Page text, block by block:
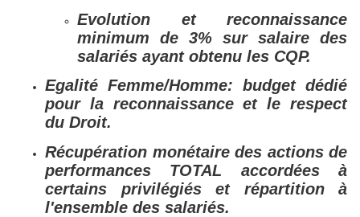
Evolution et reconnaissance
minimum de 3% sur salaire des
salariés ayant obtenu les CQP.
Egalité Femme/Homme: budget dédié
pour la reconnaissance et le respect
du Droit.
Récupération monétaire des actions de
performances TOTAL accordées à
certains privilégiés et répartition à
l'ensemble des salariés.